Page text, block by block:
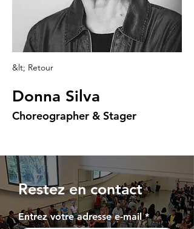
&lt; Retour
Donna Silva
Choreographer & Stager
Restez en contact
Entrez votre adresse e-mail